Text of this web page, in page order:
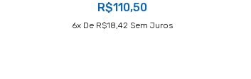
R$110,50
6X De R$18,42 Sem Juros